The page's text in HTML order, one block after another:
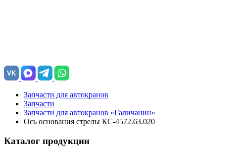
VK
Запчасти для автокранов
Запчасти
Запчасти для автокранов «Галичанин»
Ось основания стрелы КС-4572.63.020
Каталог продукции